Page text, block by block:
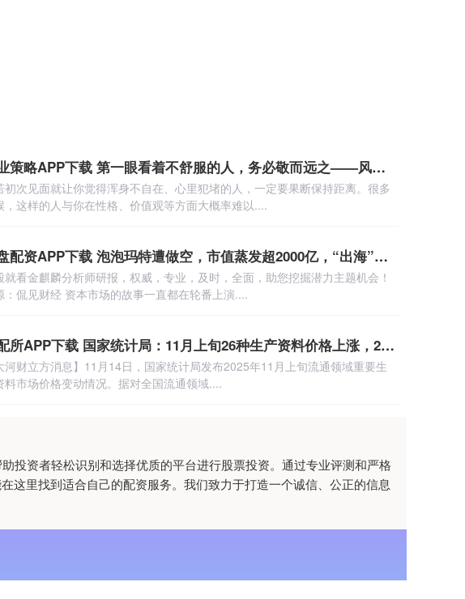
兴业策略APP下载 第一眼看着不舒服的人，务必敬而远之——风水命理师王镜海
初次见面就让你觉得浑身不自在、心里犯堵的人，一定要果断保持距离。很多
，这样的人与你在性格、价值观等方面大概率难以....
掌盘配资APP下载 泡泡玛特遭做空，市值蒸发超2000亿，“出海”红利阶段性结束
就看金麒麟分析师研报，权威，专业，及时，全面，助您挖掘潜力主题机会！
：侃见财经 资本市场的故事一直都在轮番上演....
证配所APP下载 国家统计局：11月上旬26种生产资料价格上涨，23种下降
河财立方消息】11月14日，国家统计局发布2025年11月上旬流通领域重要生
料市场价格变动情况。据对全国流通领域....
投资者轻松识别和选择优质的平台进行股票投资。通过专业评测和严格
这里找到适合自己的配资服务。我们致力于打造一个诚信、公正的信息